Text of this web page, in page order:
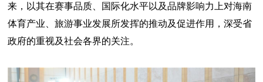
来，以其在赛事品质、国际化水平以及品牌影响力上对海南
体育产业、旅游事业发展所发挥的推动及促进作用，深受省
政府的重视及社会各界的关注。